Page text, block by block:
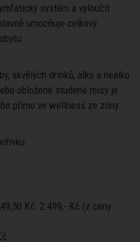
systém a vyloučit
umocňuje celkový
skvělých drinků, alko a nealko
obložené studené mísy je
přímo ve wellness ze zóny.
Kč: 2.499,- Kč (z ceny